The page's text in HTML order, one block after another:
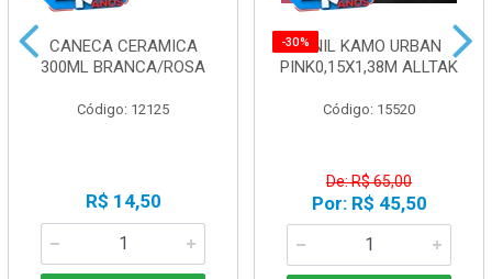
CANECA CERAMICA
300ML BRANCA/ROSA
Código: 12125
R$ 14,50
-30%VINIL KAMO URBAN
PINK0,15X1,38M ALLTAK
Código: 15520
De: R$ 65,00
Por: R$ 45,50